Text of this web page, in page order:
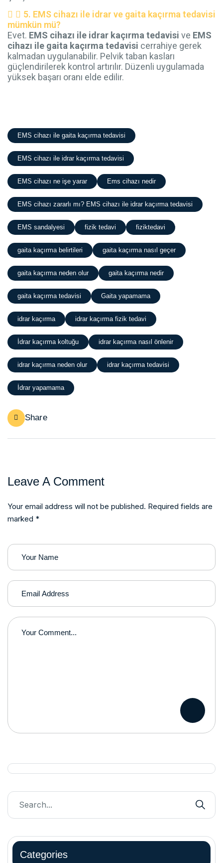
5. EMS cihazı ile idrar ve gaita kaçırma tedavisi
mümkün mü?
Evet. EMS cihazı ile idrar kaçırma tedavisi ve EMS
cihazı ile gaita kaçırma tedavisi cerrahiye gerek
kalmadan uygulanabilir. Pelvik taban kasları
güçlendirilerek kontrol artırılır. Düzenli uygulamada
yüksek başarı oranı elde edilir.
EMS cihazı ile gaita kaçırma tedavisi
EMS cihazı ile idrar kaçırma tedavisi
EMS cihazı ne işe yarar Ems cihazı nedir
EMS cihazı zararlı mı? EMS cihazı ile idrar kaçırma tedavisi
EMS sandalyesi fizik tedavi fiziktedavi
gaita kaçırma belirtileri gaita kaçırma nasıl geçer
gaita kaçırma neden olur gaita kaçırma nedir
gaita kaçırma tedavisi Gaita yapamama
idrar kaçırma idrar kaçırma fizik tedavi
İdrar kaçırma koltuğu idrar kaçırma nasıl önlenir
idrar kaçırma neden olur idrar kaçırma tedavisi
İdrar yapamama
Share
Leave A Comment
Your email address will not be published. Required fields are
marked *
Categories